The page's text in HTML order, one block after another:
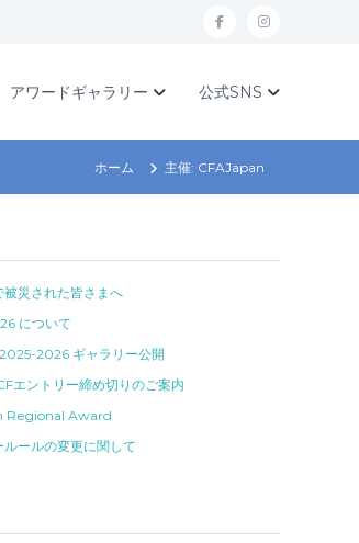
f
c
I
s
アワードギャラリー 公式SNS
ホーム 主催: CFAJapan
災された皆さまへ
について
2026 ギャラリー公開
エントリー締め切りのご案内
Regional Award
ールの変更に関して